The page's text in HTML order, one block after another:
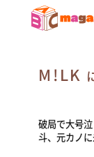
M!LK
破局で大号
斗、元カノ